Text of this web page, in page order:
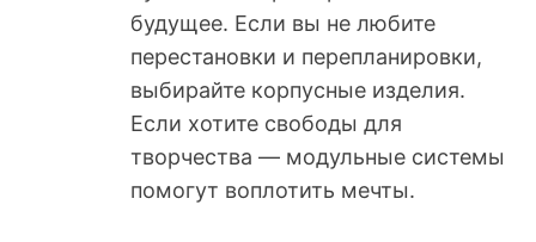
будущее. Если вы не любите
перестановки и перепланировки,
выбирайте корпусные изделия.
Если хотите свободы для
творчества — модульные системы
помогут воплотить мечты.